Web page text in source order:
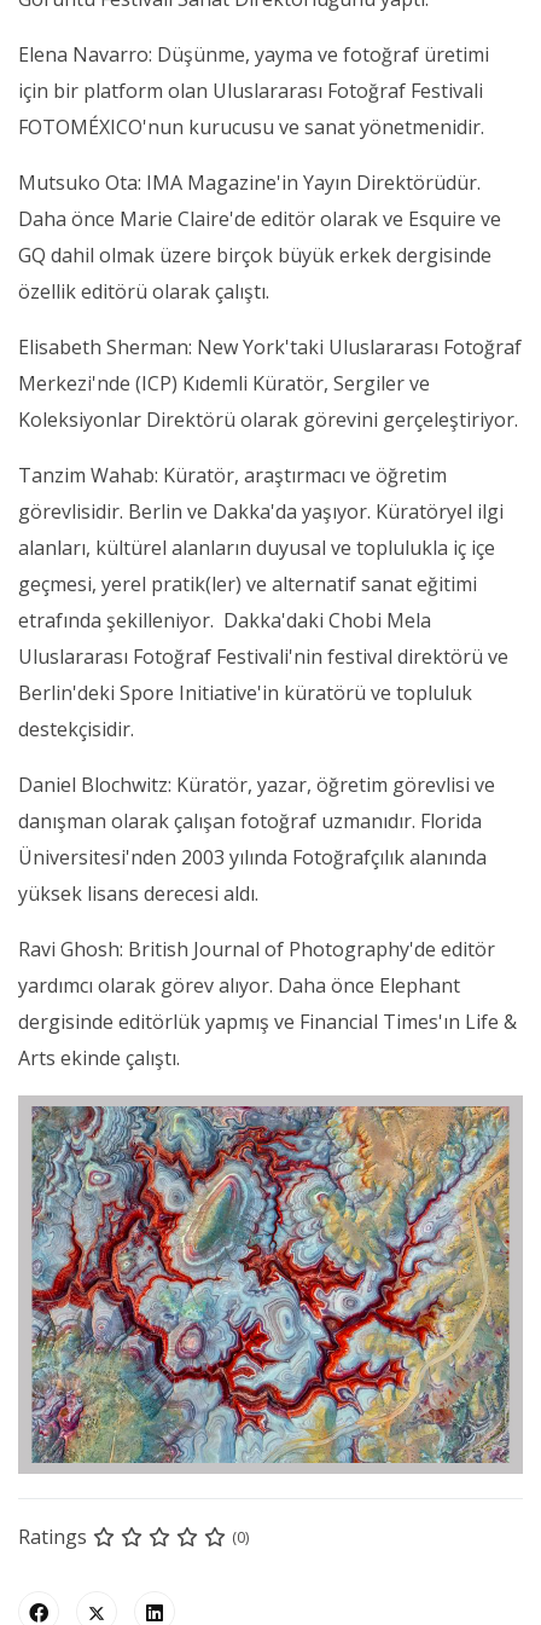
Elena Navarro: Düşünme, yayma ve fotoğraf üretimi
için bir platform olan Uluslararası Fotoğraf Festivali
FOTOMÉXICO'nun kurucusu ve sanat yönetmenidir.
Mutsuko Ota: IMA Magazine'in Yayın Direktörüdür.
Daha önce Marie Claire'de editör olarak ve Esquire ve
GQ dahil olmak üzere birçok büyük erkek dergisinde
özellik editörü olarak çalıştı.
Elisabeth Sherman: New York'taki Uluslararası Fotoğraf
Merkezi'nde (ICP) Kıdemli Küratör, Sergiler ve
Koleksiyonlar Direktörü olarak görevini gerçeleştiriyor.
Tanzim Wahab: Küratör, araştırmacı ve öğretim
görevlisidir. Berlin ve Dakka'da yaşıyor. Küratöryel ilgi
alanları, kültürel alanların duyusal ve toplulukla iç içe
geçmesi, yerel pratik(ler) ve alternatif sanat eğitimi
etrafında şekilleniyor. Dakka'daki Chobi Mela
Uluslararası Fotoğraf Festivali'nin festival direktörü ve
Berlin'deki Spore Initiative'in küratörü ve topluluk
destekçisidir.
Daniel Blochwitz: Küratör, yazar, öğretim görevlisi ve
danışman olarak çalışan fotoğraf uzmanıdır. Florida
Üniversitesi'nden 2003 yılında Fotoğrafçılık alanında
yüksek lisans derecesi aldı.
Ravi Ghosh: British Journal of Photography'de editör
yardımcı olarak görev alıyor. Daha önce Elephant
dergisinde editörlük yapmış ve Financial Times'ın Life &
Arts ekinde çalıştı.
Ratings (0)